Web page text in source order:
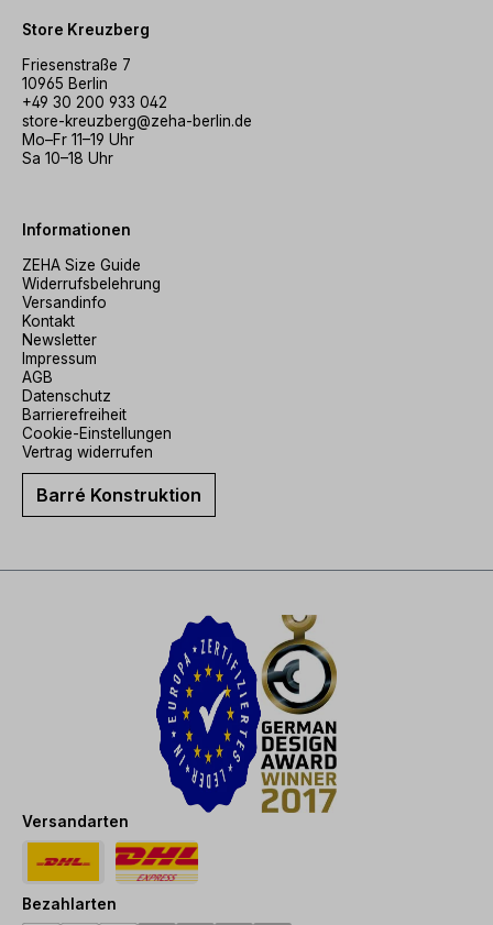
Store Kreuzberg
Friesenstraße 7
10965 Berlin
+49 30 200 933 042
store-kreuzberg@zeha-berlin.de
Mo–Fr 11–19 Uhr
Sa 10–18 Uhr
Informationen
ZEHA Size Guide
Widerrufsbelehrung
Versandinfo
Kontakt
Newsletter
Impressum
AGB
Datenschutz
Barrierefreiheit
Cookie-Einstellungen
Vertrag widerrufen
Barré Konstruktion
Versandarten
Bezahlarten